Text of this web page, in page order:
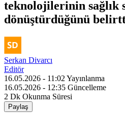
teknolojilerinin sağlık
dönüştürdüğünü
Serkan Divarcı
Editör
16.05.2026 - 11:02 Yayınlanma
16.05.2026 - 12:35 Güncelleme
2 Dk Okunma Süresi
Paylaş